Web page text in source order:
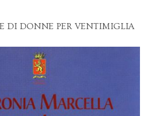
DI DONNE PER VENTIMIGLIA